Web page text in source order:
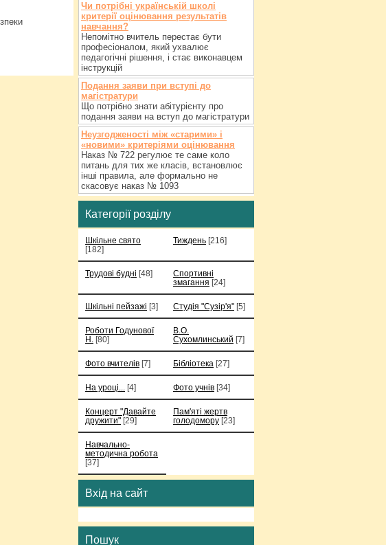
Чи потрібні українській школі
критерії оцінювання результатів
навчання?
Непомітно вчитель перестає бути
професіоналом, який ухвалює
педагогічні рішення, і стає виконавцем
інструкцій
Подання заяви при вступі до
магістратури
Що потрібно знати абітурієнту про
подання заяви на вступ до магістратури
Неузгодженості між «старими» і
«новими» критеріями оцінювання
Наказ № 722 регулює те саме коло
питань для тих же класів, встановлює
інші правила, але формально не
скасовує наказ № 1093
Категорії розділу
Шкільне свято
[182]
Тиждень [216]
Трудові будні [48]
Спортивні
змагання [24]
Шкільні пейзажі [3] Студія "Сузір'я" [5]
Роботи Годунової
Н. [80]
В.О.
Сухомлинський [7]
Фото вчителів [7] Бібліотека [27]
На уроці... [4] Фото учнів [34]
Концерт "Давайте
дружити" [29]
Пам'яті жертв
голодомору [23]
Навчально-
методична робота
[37]
Вхід на сайт
Пошук